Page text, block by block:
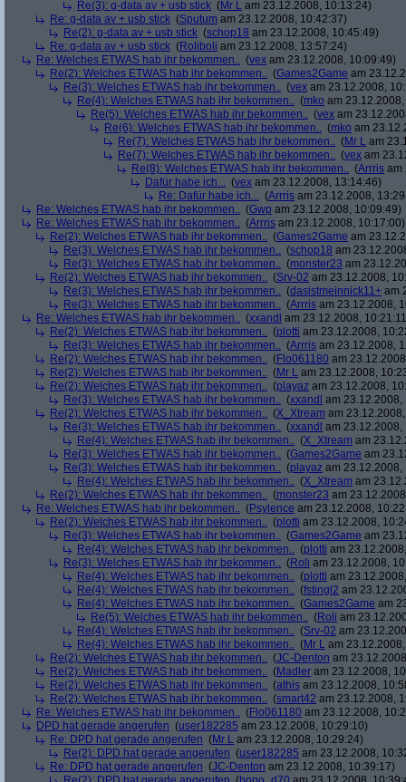
Re(3): g-data av + usb stick (Mr L am 23.12.2008, 10:13:24)
Re: g-data av + usb stick (Sputum am 23.12.2008, 10:42:37)
Re(2): g-data av + usb stick (schop18 am 23.12.2008, 10:45:49)
Re: g-data av + usb stick (Roliboli am 23.12.2008, 13:57:24)
Re: Welches ETWAS hab ihr bekommen.. (vex am 23.12.2008, 10:09:49)
Re(2): Welches ETWAS hab ihr bekommen.. (Games2Game am
Re(3): Welches ETWAS hab ihr bekommen.. (vex am 23.12.2008,
Re(4): Welches ETWAS hab ihr bekommen.. (mko am
Re(5): Welches ETWAS hab ihr bekommen.. (vex am
Re(6): Welches ETWAS hab ihr bekommen.. (mko am
Re(7): Welches ETWAS hab ihr bekommen.. (Mr L am
Re(7): Welches ETWAS hab ihr bekommen.. (vex am
Re(8): Welches ETWAS hab ihr bekommen.. (Arrris am
Dafür habe ich... (vex am 23.12.2008, 13:14:46)
Re: Dafür habe ich... (Arrris am 23.12.2008,
Re: Welches ETWAS hab ihr bekommen.. (Gwp am 23.12.2008, 10:09:49)
Re: Welches ETWAS hab ihr bekommen.. (Arrris am 23.12.2008, 10:17:00)
Re(2): Welches ETWAS hab ihr bekommen.. (Games2Game am
Re(3): Welches ETWAS hab ihr bekommen.. (schop18 am
Re(3): Welches ETWAS hab ihr bekommen.. (monster23 am
Re(2): Welches ETWAS hab ihr bekommen.. (Srv-02 am 23.12.2008,
Re(3): Welches ETWAS hab ihr bekommen.. (dasistmeinnick11+ am
Re(3): Welches ETWAS hab ihr bekommen.. (Arrris am 23.12.2008,
Re: Welches ETWAS hab ihr bekommen.. (xxandl am 23.12.2008,
Re(2): Welches ETWAS hab ihr bekommen.. (plotti am 23.12.2008,
Re(3): Welches ETWAS hab ihr bekommen.. (Arrris am 23.12.2008,
Re(2): Welches ETWAS hab ihr bekommen.. (Flo061180 am
Re(2): Welches ETWAS hab ihr bekommen.. (Mr L am 23.12.2008,
Re(2): Welches ETWAS hab ihr bekommen.. (playaz am 23.12.2008,
Re(3): Welches ETWAS hab ihr bekommen.. (xxandl am 23.12.2008,
Re(2): Welches ETWAS hab ihr bekommen.. (X_Xtream am
Re(3): Welches ETWAS hab ihr bekommen.. (xxandl am 23.12.2008,
Re(4): Welches ETWAS hab ihr bekommen.. (X_Xtream am
Re(3): Welches ETWAS hab ihr bekommen.. (Games2Game am
Re(3): Welches ETWAS hab ihr bekommen.. (playaz am 23.12.2008,
Re(4): Welches ETWAS hab ihr bekommen.. (X_Xtream am
Re(2): Welches ETWAS hab ihr bekommen.. (monster23 am
Re: Welches ETWAS hab ihr bekommen.. (Psylence am 23.12.2008,
Re(2): Welches ETWAS hab ihr bekommen.. (plotti am 23.12.2008,
Re(3): Welches ETWAS hab ihr bekommen.. (Games2Game am
Re(4): Welches ETWAS hab ihr bekommen.. (plotti am
Re(3): Welches ETWAS hab ihr bekommen.. (Roli am 23.12.2008,
Re(4): Welches ETWAS hab ihr bekommen.. (plotti am
Re(4): Welches ETWAS hab ihr bekommen.. (fstingl2 am
Re(4): Welches ETWAS hab ihr bekommen.. (Games2Game am
Re(5): Welches ETWAS hab ihr bekommen.. (Roli am
Re(4): Welches ETWAS hab ihr bekommen.. (Srv-02 am
Re(4): Welches ETWAS hab ihr bekommen.. (Mr L am
Re(2): Welches ETWAS hab ihr bekommen.. (JC-Denton am
Re(2): Welches ETWAS hab ihr bekommen.. (Madler am 23.12.2008,
Re(2): Welches ETWAS hab ihr bekommen.. (athis am 23.12.2008,
Re(2): Welches ETWAS hab ihr bekommen.. (smart42 am 23.12.2008,
Re: Welches ETWAS hab ihr bekommen.. (Flo061180 am 23.12.2008,
DPD hat gerade angerufen (user182285 am 23.12.2008, 10:29:10)
Re: DPD hat gerade angerufen (Mr L am 23.12.2008, 10:29:24)
Re(2): DPD hat gerade angerufen (user182285 am 23.12.2008,
Re: DPD hat gerade angerufen (JC-Denton am 23.12.2008, 10:39:17)